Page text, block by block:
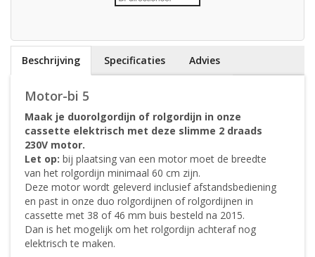
Beschrijving Specificaties Advies
Motor-bi 5
Maak je duorolgordijn of rolgordijn in onze
cassette elektrisch met deze slimme 2 draads
230V motor.
Let op: bij plaatsing van een motor moet de breedte
van het rolgordijn minimaal 60 cm zijn.
Deze motor wordt geleverd inclusief afstandsbediening
en past in onze duo rolgordijnen of rolgordijnen in
cassette met 38 of 46 mm buis besteld na 2015.
Dan is het mogelijk om het rolgordijn achteraf nog
elektrisch te maken.